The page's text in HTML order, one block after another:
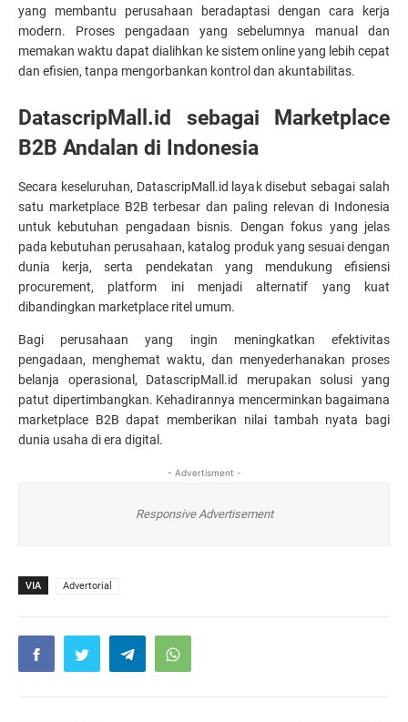
yang membantu perusahaan beradaptasi dengan cara kerja
modern. Proses pengadaan yang sebelumnya manual dan
memakan waktu dapat dialihkan ke sistem online yang lebih cepat
dan efisien, tanpa mengorbankan kontrol dan akuntabilitas.
DatascripMall.id sebagai Marketplace
B2B Andalan di Indonesia
Secara keseluruhan, DatascripMall.id layak disebut sebagai salah
satu marketplace B2B terbesar dan paling relevan di Indonesia
untuk kebutuhan pengadaan bisnis. Dengan fokus yang jelas
pada kebutuhan perusahaan, katalog produk yang sesuai dengan
dunia kerja, serta pendekatan yang mendukung efisiensi
procurement, platform ini menjadi alternatif yang kuat
dibandingkan marketplace ritel umum.
Bagi perusahaan yang ingin meningkatkan efektivitas
pengadaan, menghemat waktu, dan menyederhanakan proses
belanja operasional, DatascripMall.id merupakan solusi yang
patut dipertimbangkan. Kehadirannya mencerminkan bagaimana
marketplace B2B dapat memberikan nilai tambah nyata bagi
dunia usaha di era digital.
- Advertisment -
Responsive Advertisement
VIA Advertorial